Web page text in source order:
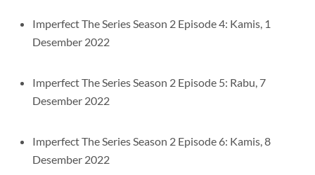
Imperfect The Series Season 2 Episode 4: Kamis, 1
Desember 2022
Imperfect The Series Season 2 Episode 5: Rabu, 7
Desember 2022
Imperfect The Series Season 2 Episode 6: Kamis, 8
Desember 2022